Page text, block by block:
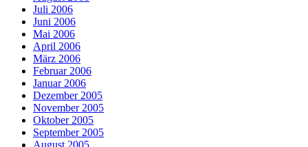
Juli 2006
Juni 2006
Mai 2006
April 2006
März 2006
Februar 2006
Januar 2006
Dezember 2005
November 2005
Oktober 2005
September 2005